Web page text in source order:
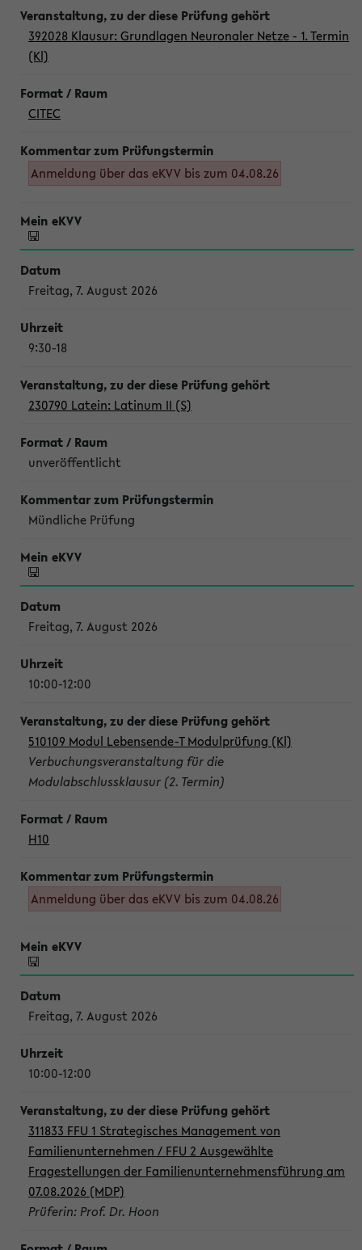
392028 Klausur: Grundlagen Neuronaler Netze - 1. Termin
(Kl)
CITEC
Anmeldung über das eKVV bis zum 04.08.26
Freitag, 7. August 2026
9:30-18
230790 Latein: Latinum II (S)
unveröffentlicht
Mündliche Prüfung
Freitag, 7. August 2026
10:00-12:00
510109 Modul Lebensende-T Modulprüfung (Kl)
Verbuchungsveranstaltung für die
Modulabschlussklausur (2. Termin)
H10
Anmeldung über das eKVV bis zum 04.08.26
Freitag, 7. August 2026
10:00-12:00
311833 FFU 1 Strategisches Management von
Familienunternehmen / FFU 2 Ausgewählte
Fragestellungen der Familienunternehmensführung am
07.08.2026 (MDP)
Prüferin: Prof. Dr. Hoon